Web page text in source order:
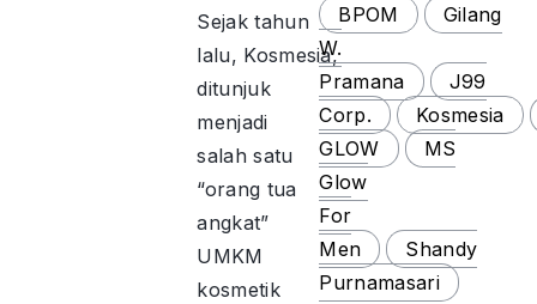
Sejak tahun
lalu, Kosmesia,
ditunjuk
menjadi
salah satu
“orang tua
angkat”
UMKM
kosmetik
BPOM
Gilang
W.
Pramana
J99
Corp.
Kosmesia
GLOW
MS
Glow
For
Men
Shandy
Purnamasari